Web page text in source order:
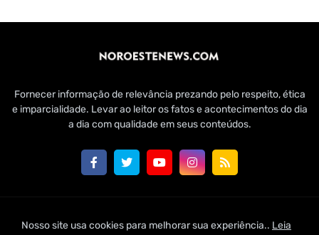
Fornecer informação de relevância prezando pelo respeito, ética
e imparcialidade. Levar ao leitor os fatos e acontecimentos do dia
a dia com qualidade em seus conteúdos.
Customizado por Edmundo Baía Júnior para Jornal Noroeste
Nosso site usa cookies para melhorar sua experiência.. Leia